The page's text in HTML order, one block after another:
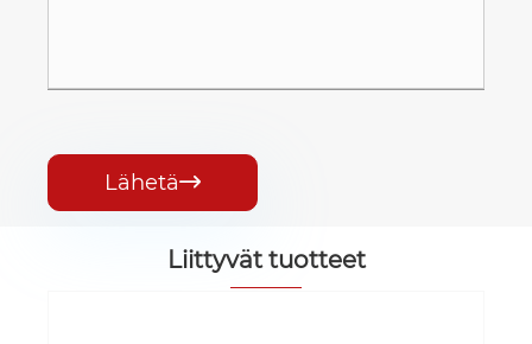
Lähetä
Liittyvät tuotteet